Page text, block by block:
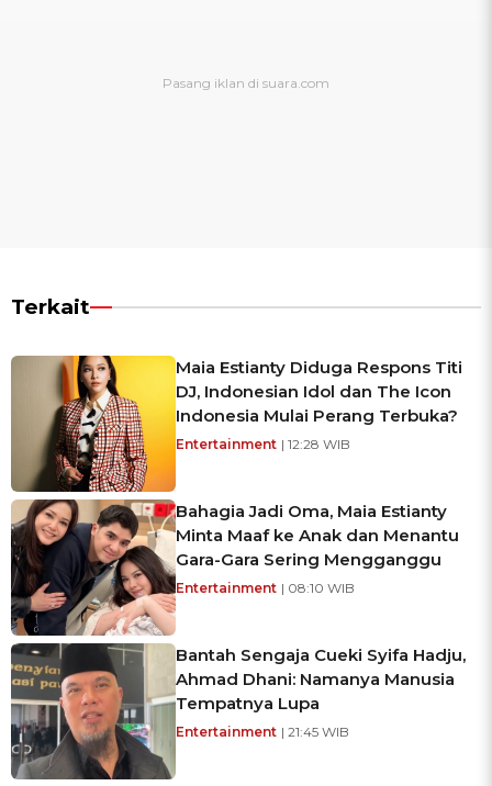
Terkait
Maia Estianty Diduga Respons Titi
DJ, Indonesian Idol dan The Icon
Indonesia Mulai Perang Terbuka?
Entertainment | 12:28 WIB
Bahagia Jadi Oma, Maia Estianty
Minta Maaf ke Anak dan Menantu
Gara-Gara Sering Mengganggu
Entertainment | 08:10 WIB
Bantah Sengaja Cueki Syifa Hadju,
Ahmad Dhani: Namanya Manusia
Tempatnya Lupa
Entertainment | 21:45 WIB